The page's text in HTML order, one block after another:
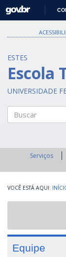
GOVBR
ESTES
Escola
UNIVERSIDADE
Serviços
Equipe